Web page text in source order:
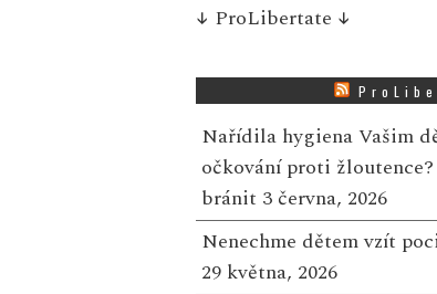
↓ ProLibertate ↓
Nařídila hygiena Vašim
očkování proti
bránit 3 června, 2026
Nenechme dětem vzít
29 května, 2026